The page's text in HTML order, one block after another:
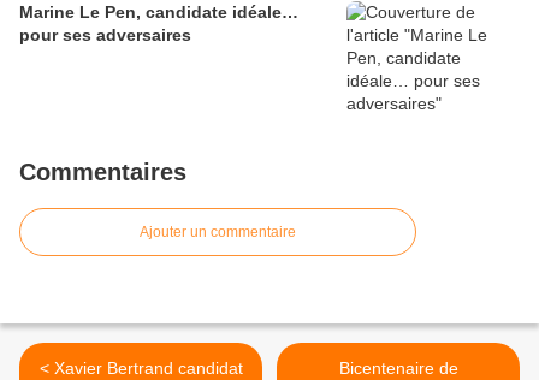
Marine Le Pen, candidate idéale…
pour ses adversaires
Commentaires
Ajouter un commentaire
< Xavier Bertrand candidat
Bicentenaire de